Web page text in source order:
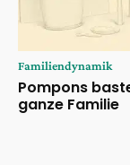
Familiendynamik
Pompons
ganze Familie